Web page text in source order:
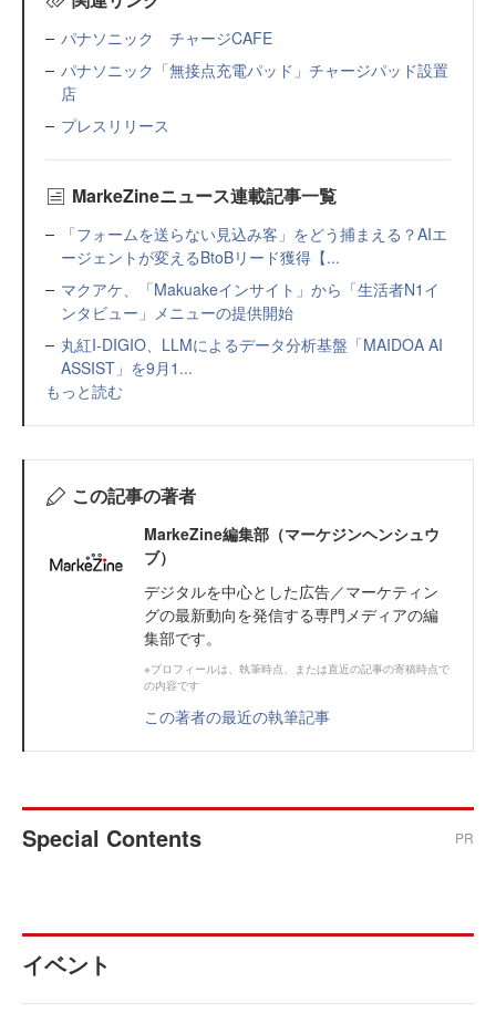
パナソニック チャージCAFE
パナソニック「無接点充電パッド」チャージパッド設置
店
プレスリリース
MarkeZineニュース連載記事一覧
「フォームを送らない見込み客」をどう捕まえる？AIエ
ージェントが変えるBtoBリード獲得【...
マクアケ、「Makuakeインサイト」から「生活者N1イ
ンタビュー」メニューの提供開始
丸紅I-DIGIO、LLMによるデータ分析基盤「MAIDOA AI
ASSIST」を9月1...
もっと読む
この記事の著者
MarkeZine編集部（マーケジンヘンシュウ
ブ）
デジタルを中心とした広告／マーケティン
グの最新動向を発信する専門メディアの編
集部です。
※プロフィールは、執筆時点、または直近の記事の寄稿時点で
の内容です
この著者の最近の執筆記事
Special Contents PR
イベント